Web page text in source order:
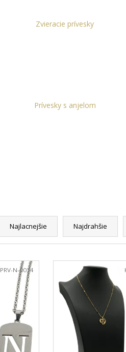
Zvieracie prívesky
Prívesky s anjelom
Najlacnejšie Najdrahšie
PRV-N-0034
7,63 €